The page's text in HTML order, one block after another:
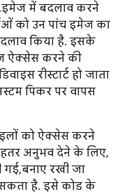
इमेज में बदलाव करने
को उन पांच इमेज का
किया है. इसके
ऐक्सेस करने की
रीस्टार्ट हो जाता
पिकर पर वापस
को ऐक्सेस करने
अनुभव देने के लिए,
बनाए रखी जा
है. इसे कोड के